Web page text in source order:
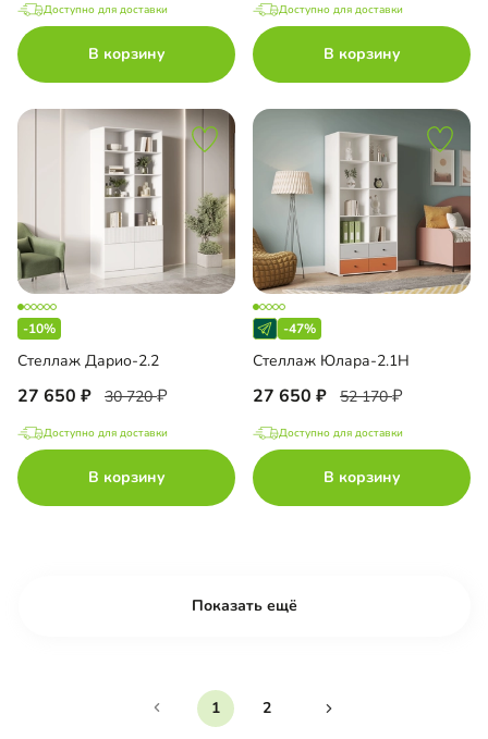
Доступно для доставки
В корзину
Доступно для доставки
В корзину
-10%
Стеллаж Дарио-2.2
27 650 30 720
Доступно для доставки
В корзину
-47%
Стеллаж Юлара-2.1Н
27 650 52 170
Доступно для доставки
В корзину
Показать ещё
1 2